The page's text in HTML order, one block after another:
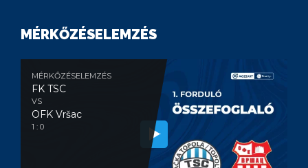
MÉRKŐZÉSELEMZÉS
MÉRKŐZÉSELEMZÉS
FK TSC
VS
OFK Vršac
1 : 0